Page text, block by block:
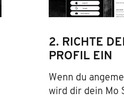
2. RICHTE
PROFIL EIN
Wenn du
wird dir dein Mo